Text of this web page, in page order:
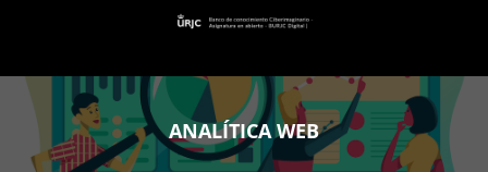
ANALÍTICA WEB